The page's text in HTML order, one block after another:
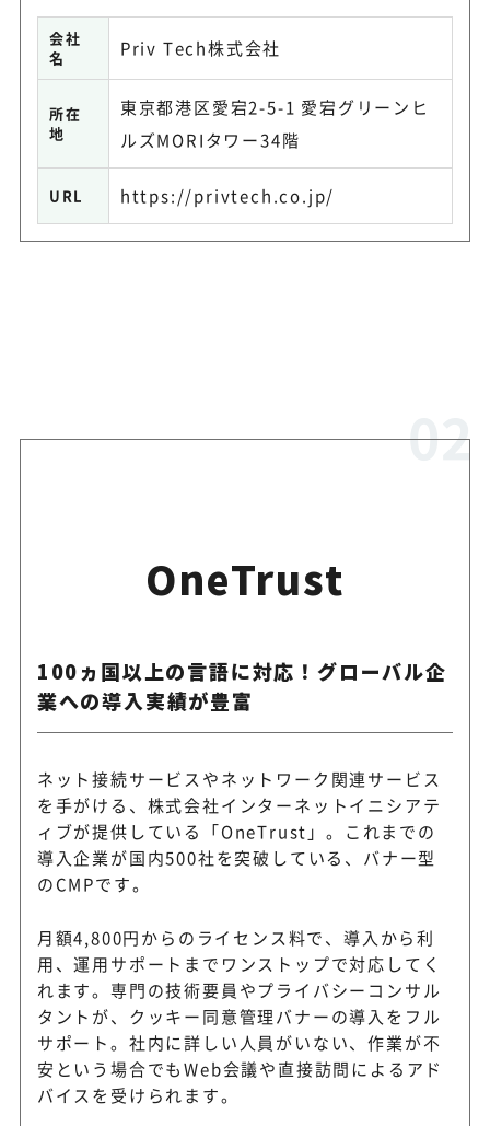
会社
名
Priv Tech株式会社
所在
地
東京都港区愛宕2-5-1 愛宕グリーンヒ
ルズMORIタワー34階
URL https://privtech.co.jp/
OneTrust
100ヵ国以上の言語に対応！グローバル企
業への導入実績が豊富
ネット接続サービスやネットワーク関連サービス
を手がける、株式会社インターネットイニシアテ
ィブが提供している「OneTrust」。これまでの
導入企業が国内500社を突破している、バナー型
のCMPです。
月額4,800円からのライセンス料で、導入から利
用、運用サポートまでワンストップで対応してく
れます。専門の技術要員やプライバシーコンサル
タントが、クッキー同意管理バナーの導入をフル
サポート。社内に詳しい人員がいない、作業が不
安という場合でもWeb会議や直接訪問によるアド
バイスを受けられます。